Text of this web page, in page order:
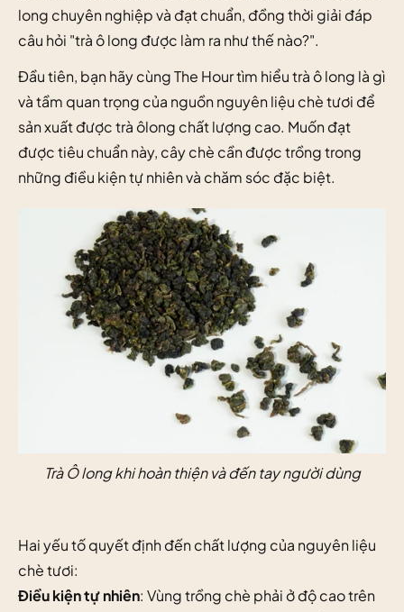
long chuyên nghiệp và đạt chuẩn, đồng thời giải đáp
câu hỏi "trà ô long được làm ra như thế nào?".
Đầu tiên, bạn hãy cùng The Hour tìm hiểutrà ô long là gì
vàtầm quan trọng của nguồn nguyên liệu chè tươi để
sản xuất đượctrà ôlong chất lượng cao. Muốn đạt
được tiêu chuẩn này, cây chè cần được trồng trong
những điều kiện tự nhiên và chăm sóc đặc biệt.
Trà Ô long khi hoàn thiện và đến tay người dùng
Hai yếu tố quyết định đến chất lượng của nguyên liệu
chè tươi:
Điều kiện tự nhiên: Vùng trồng chè phải ở độ cao trên